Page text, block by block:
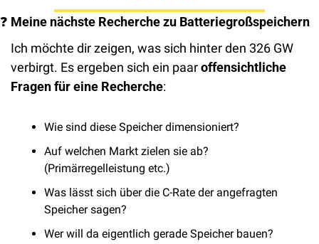
❓ Meine nächste Recherche zu Batteriegroßspeichern
Ich möchte dir zeigen, was sich hinter den 326 GW
verbirgt. Es ergeben sich ein paar offensichtliche
Fragen für eine Recherche:
Wie sind diese Speicher dimensioniert?
Auf welchen Markt zielen sie ab?
(Primärregelleistung etc.)
Was lässt sich über die C-Rate der angefragten
Speicher sagen?
Wer will da eigentlich gerade Speicher bauen?